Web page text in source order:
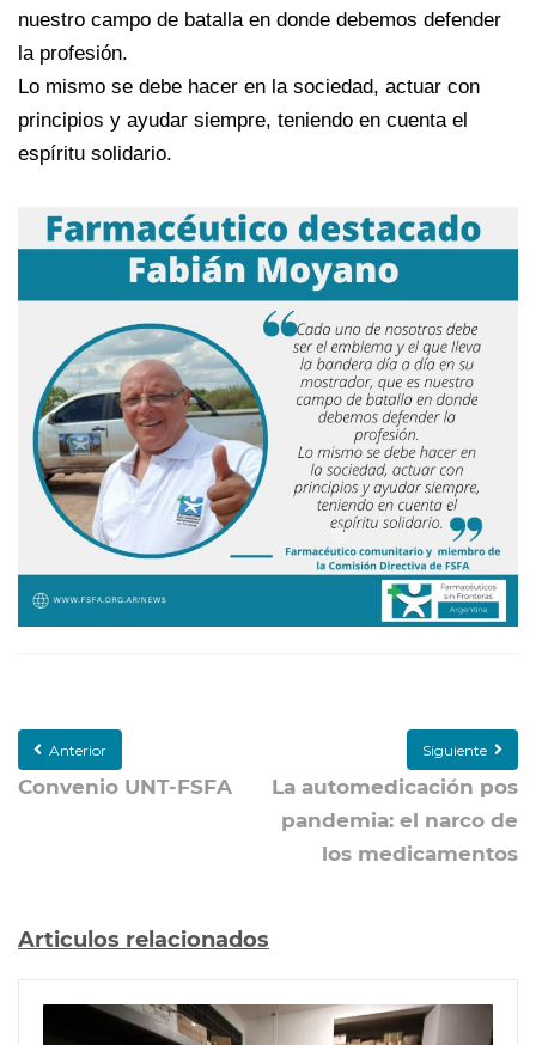
nuestro campo de batalla en donde debemos defender
la profesión.
Lo mismo se debe hacer en la sociedad, actuar con
principios y ayudar siempre, teniendo en cuenta el
espíritu solidario.
Anterior
Convenio UNT-FSFA
Siguiente
La automedicación pos
pandemia: el narco de
los medicamentos
Articulos relacionados